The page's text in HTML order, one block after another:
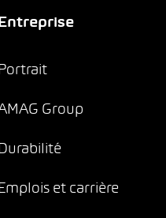
Portrait
Group
Durabilité
Emplois et carrière